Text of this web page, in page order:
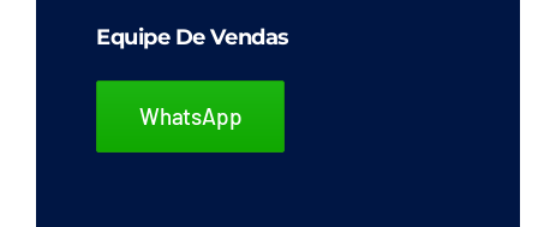
Contato
Equipe De Vendas
WhatsApp